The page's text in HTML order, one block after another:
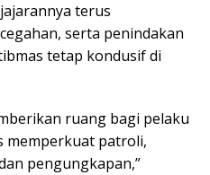
terus
serta penindakan
tetap kondusif di
ruang bagi pelaku
memperkuat patroli,
pengungkapan,”